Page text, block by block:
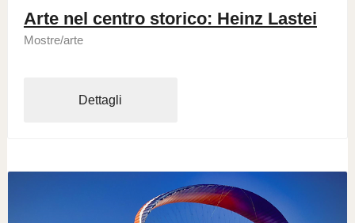
Arte nel centro storico: Heinz Lastei
Mostre/arte
Dettagli